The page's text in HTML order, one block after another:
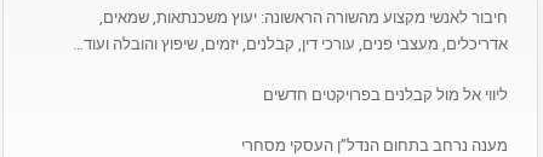
חיבור לאנשי מקצוע מהשורה הראשונה: יעוץ משכנתאות, שמאים,
אדריכלים, מעצבי פנים, עורכי דין, קבלנים, יזמים, שיפוץ והובלה ועוד…
ליווי אל מול קבלנים בפרויקטים חדשים
מענה נרחב בתחום הנדל”ן העסקי מסחרי